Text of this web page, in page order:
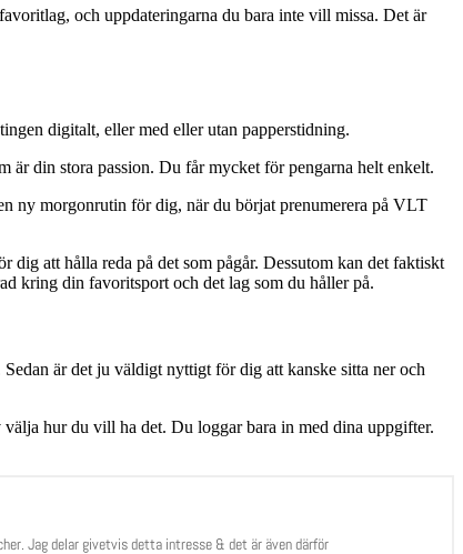
och uppdateringarna du bara inte vill missa. Det är
digitalt, eller med eller utan papperstidning.
är din stora passion. Du får mycket för pengarna helt enkelt.
ny morgonrutin för dig, när du börjat prenumerera på VLT
att hålla reda på det som pågår. Dessutom kan det faktiskt
kring din favoritsport och det lag som du håller på.
är det ju väldigt nyttigt för dig att kanske sitta ner och
hur du vill ha det. Du loggar bara in med dina uppgifter.
Jag delar givetvis detta intresse & det är även därför